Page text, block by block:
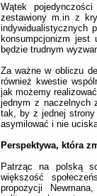
Wątek
zestawiony m.in z
indywidualistycznych
konsumpcjonizm jest
będzie trudnym
Za ważne w obliczu
również kwestie
jak możemy
jednym z naczelnych
tak, by z jednej
asymilować i nie
Perspektywa, która
Patrząc na polską
większość
propozycji